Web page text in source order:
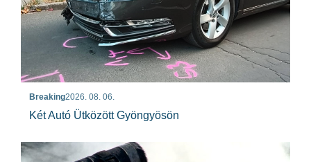
Breaking2026. 08. 06.
Két Autó Ütközött Gyöngyösön